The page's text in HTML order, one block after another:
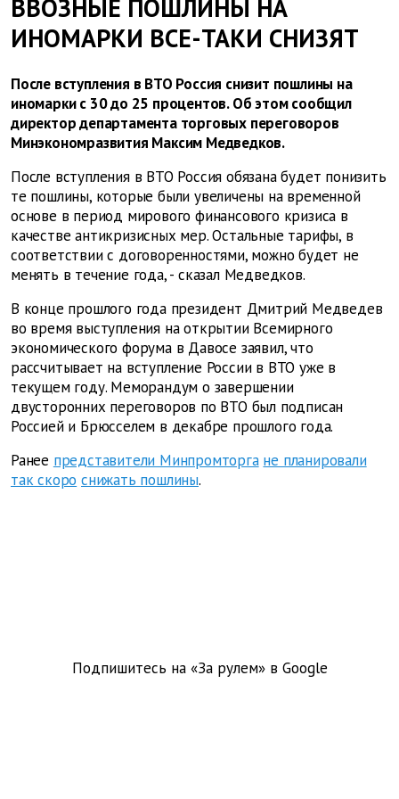
ВВОЗНЫЕ ПОШЛИНЫ НА
ИНОМАРКИ ВСЕ-ТАКИ СНИЗЯТ
После вступления в ВТО Россия снизит пошлины на
иномарки с 30 до 25 процентов. Об этом сообщил
директор департамента торговых переговоров
Минэкономразвития Максим Медведков.
После вступления в ВТО Россия обязана будет понизить
те пошлины, которые были увеличены на временной
основе в период мирового финансового кризиса в
качестве антикризисных мер. Остальные тарифы, в
соответствии с договоренностями, можно будет не
менять в течение года, - сказал Медведков.
В конце прошлого года президент Дмитрий Медведев
во время выступления на открытии Всемирного
экономического форума в Давосе заявил, что
рассчитывает на вступление России в ВТО уже в
текущем году. Меморандум о завершении
двусторонних переговоров по ВТО был подписан
Россией и Брюсселем в декабре прошлого года.
Ранее представители Минпромторга не планировали
так скоро снижать пошлины.
Подпишитесь на «За рулем» в Google